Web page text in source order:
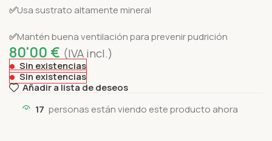
✅Usa sustrato altamente mineral
✅Mantén buena ventilación para prevenir pudrición
80'00 € (IVA incl.)
Sin existencias
Sin existencias
Añadir a lista de deseos
17 personas están viendo este producto ahora